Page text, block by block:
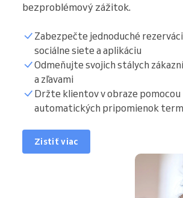
bezproblémový zážitok.
Zabezpečte jednoduché
sociálne siete a aplikáciu
Odmeňujte svojich stálych
a zľavami
Držte klientov v obraze pomocou
automatických pripomienok
Zistiť viac